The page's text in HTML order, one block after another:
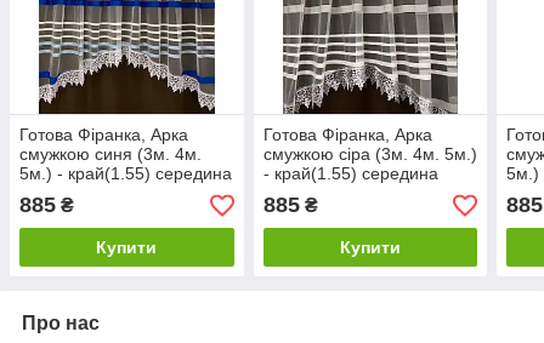
Готова Фіранка, Арка
смужкою синя (3м. 4м.
5м.) - край(1.55) середина
(1.25)
885 ₴
Купити
Готова Фіранка, Арка
смужкою сіра (3м. 4м. 5м.)
- край(1.55) середина
(1.25)
885₴
Купити
5м.)
885
Про нас